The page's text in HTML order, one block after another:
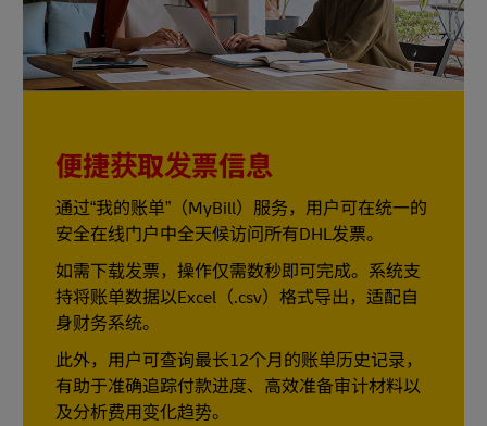
便捷获取发票信息
通过“我的账单”（MyBill）服务，用户可在统一的
安全在线门户中全天候访问所有DHL发票。
如需下载发票，操作仅需数秒即可完成。系统支
持将账单数据以Excel（.csv）格式导出，适配自
身财务系统。
此外，用户可查询最长12个月的账单历史记录，
有助于准确追踪付款进度、高效准备审计材料以
及分析费用变化趋势。